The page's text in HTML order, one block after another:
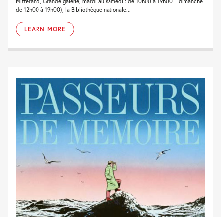
de 12h00 à 19h00), la Bibliothèque nationale...
LEARN MORE